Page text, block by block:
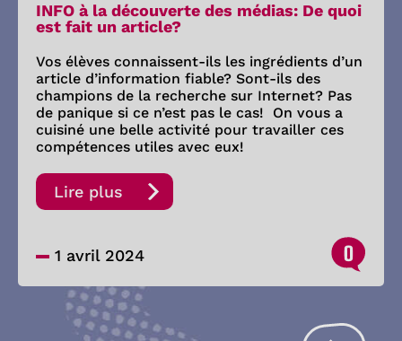
INFO à la découverte des médias: De quoi
est fait un article?
Vos élèves connaissent-ils les ingrédients d’un
article d’information fiable? Sont-ils des
champions de la recherche sur Internet? Pas
de panique si ce n’est pas le cas! On vous a
cuisiné une belle activité pour travailler ces
compétences utiles avec eux!
Lire plus
1 avril 2024 0